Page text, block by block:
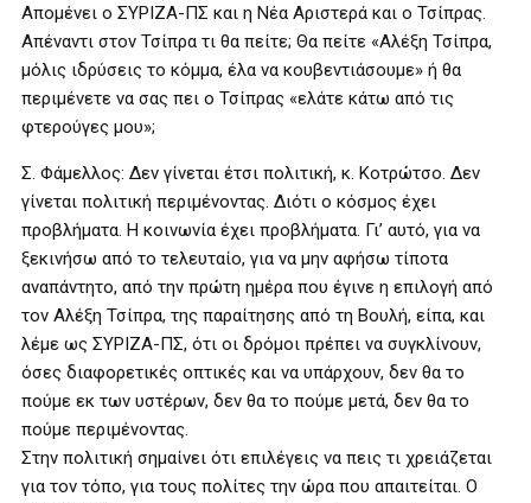
Απομένει ο ΣΥΡΙΖΑ-ΠΣ και η Νέα Αριστερά και ο Τσίπρας.
Απέναντι στον Τσίπρα τι θα πείτε; Θα πείτε «Αλέξη Τσίπρα,
μόλις ιδρύσεις το κόμμα, έλα να κουβεντιάσουμε» ή θα
περιμένετε να σας πει ο Τσίπρας «ελάτε κάτω από τις
φτερούγες μου»;
Σ. Φάμελλος: Δεν γίνεται έτσι πολιτική, κ. Κοτρώτσο. Δεν
γίνεται πολιτική περιμένοντας. Διότι ο κόσμος έχει
προβλήματα. Η κοινωνία έχει προβλήματα. Γι’ αυτό, για να
ξεκινήσω από το τελευταίο, για να μην αφήσω τίποτα
αναπάντητο, από την πρώτη ημέρα που έγινε η επιλογή από
τον Αλέξη Τσίπρα, της παραίτησης από τη Βουλή, είπα, και
λέμε ως ΣΥΡΙΖΑ-ΠΣ, ότι οι δρόμοι πρέπει να συγκλίνουν,
όσες διαφορετικές οπτικές και να υπάρχουν, δεν θα το
πούμε εκ των υστέρων, δεν θα το πούμε μετά, δεν θα το
πούμε περιμένοντας.
Στην πολιτική σημαίνει ότι επιλέγεις να πεις τι χρειάζεται
για τον τόπο, για τους πολίτες την ώρα που απαιτείται. Ο